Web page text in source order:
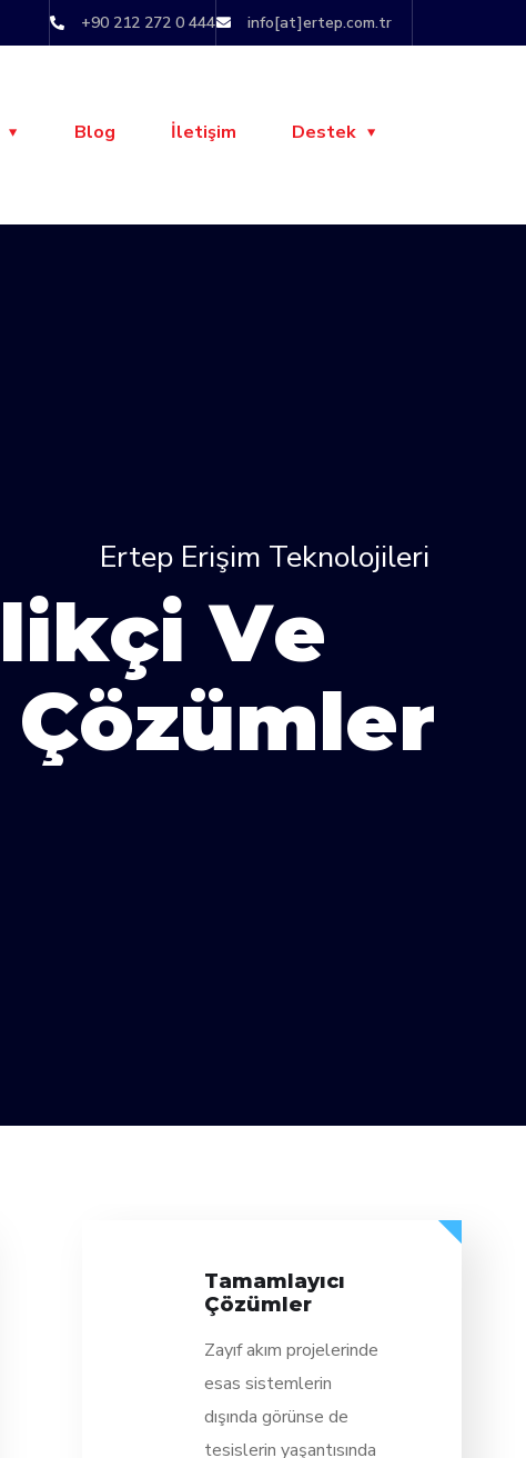
+90 212 272 0 444 info[at]ertep.com.tr
Blog İletişim Destek
likçi Ve
Çözümler
Ertep Erişim Teknolojileri
Tamamlayıcı
Çözümler
Zayıf akım projelerinde
esas sistemlerin
dışında görünse de
tesislerin yaşantısında